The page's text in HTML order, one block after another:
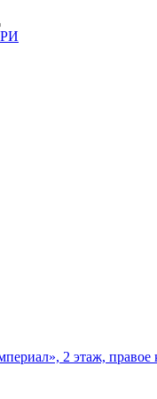
2 этаж, правое